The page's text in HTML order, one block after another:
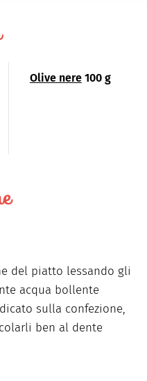
Olive nere 100 g
del piatto lessando gli
acqua bollente
sulla confezione,
ben al dente